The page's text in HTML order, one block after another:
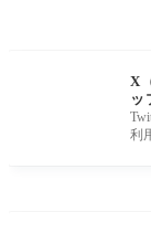
X
ッ
利